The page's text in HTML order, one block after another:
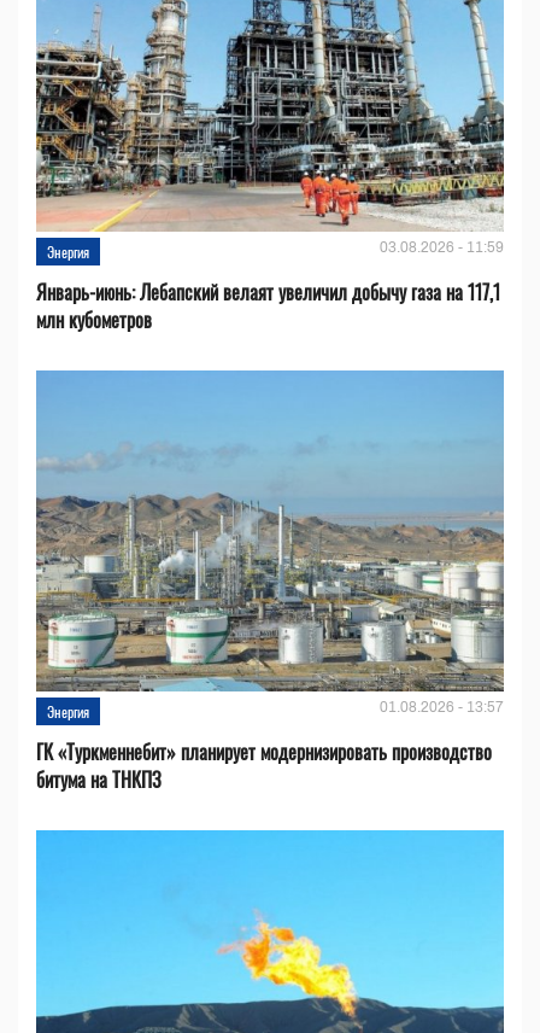
Энергия 03.08.2026 - 11:59
Январь-июнь: Лебапский велаят увеличил добычу газа на 117,1
млн кубометров
Энергия 01.08.2026 - 13:57
ГК «Туркменнебит» планирует модернизировать производство
битума на ТНКПЗ